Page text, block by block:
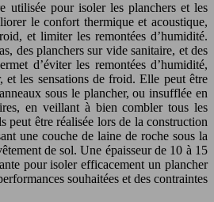
utilisée pour isoler les planchers et les
le confort thermique et acoustique,
et limiter les remontées d’humidité.
des planchers sur vide sanitaire, et des
d’éviter les remontées d’humidité,
et les sensations de froid. Elle peut être
sous le plancher, ou insufflée en
en veillant à bien combler tous les
peut être réalisée lors de la construction
une couche de laine de roche sous la
de sol. Une épaisseur de 10 à 15
pour isoler efficacement un plancher
souhaitées et des contraintes